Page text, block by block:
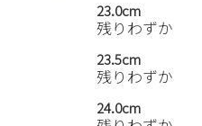
23.0cm
残りわずか
23.5cm
残りわずか
24.0cm